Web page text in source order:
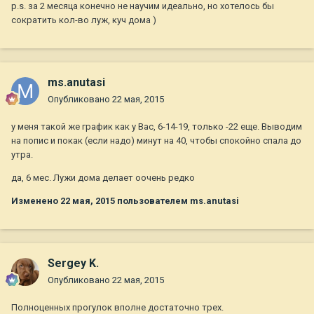
p.s. за 2 месяца конечно не научим идеально, но хотелось бы
сократить кол-во луж, куч дома )
ms.anutasi
Опубликовано 22 мая, 2015
у меня такой же график как у Вас, 6-14-19, только -22 еще. Выводим
на попис и покак (если надо) минут на 40, чтобы спокойно спала до
утра.
да, 6 мес. Лужи дома делает оочень редко
Изменено 22 мая, 2015 пользователем ms.anutasi
Sergey K.
Опубликовано 22 мая, 2015
Полноценных прогулок вполне достаточно трех.